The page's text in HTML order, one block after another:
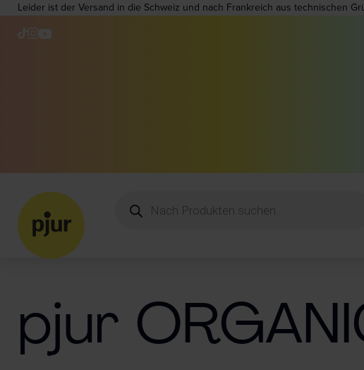
Leider ist der Versand in die Schweiz und nach Frankreich aus technischen
pjur